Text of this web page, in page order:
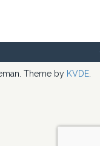
Theme by KVDE.